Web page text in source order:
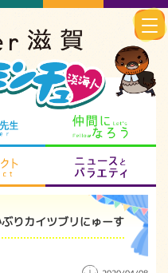
となりの先生
タ プロジェクト
りカイツブリにゅーす